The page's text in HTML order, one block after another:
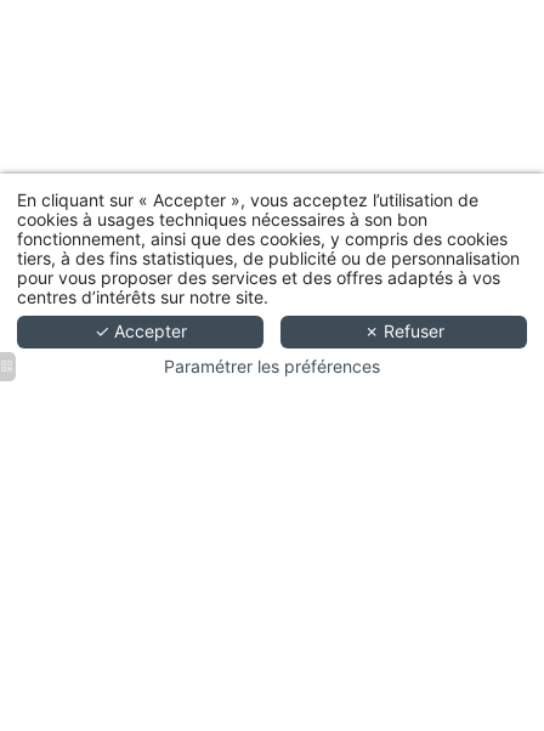
RÉSERVATION
En cliquant sur « Accepter », vous acceptez l’utilisation de
cookies à usages techniques nécessaires à son bon
fonctionnement, ainsi que des cookies, y compris des cookies
tiers, à des fins statistiques, de publicité ou de personnalisation
pour vous proposer des services et des offres adaptés à vos
centres d’intérêts sur notre site.
✓ Accepter
✗ Refuser
Paramétrer les préférences